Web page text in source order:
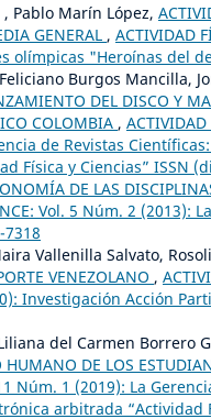
Pablo Marín López,
GENERAL , ACTIVIDAD
olímpicas "Heroínas del
Burgos Mancilla,
DEL DISCO Y
COLOMBIA , ACTIVIDAD
de Revistas
Física y Ciencias” ISSN
DE LAS
Vol. 5 Núm. 2
Vallenilla Salvato,
VENEZOLANO ,
Investigación Acción
del Carmen Borrero
HUMANO DE LOS
Núm. 1 (2019): La
arbitrada “Actividad